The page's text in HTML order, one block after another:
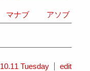
マナブ アソブ
Tuesday edit